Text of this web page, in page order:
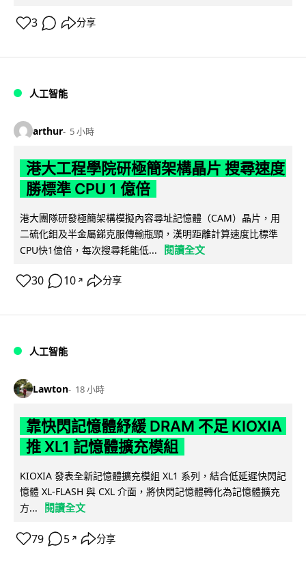
3 分享
人工智能
arthur 5 小時
港大工程學院研極簡架構晶片 搜尋速度
勝標準 CPU 1 億倍
港大團隊研發極簡架構模擬內容尋址記憶體（CAM）晶片，用
二硫化鉬及半金屬銻克服傳輸瓶頸，漢明距離計算速度比標準
CPU快1億倍，每次搜尋耗能低...
閱讀全文
30 10 ↗ 分享
人工智能
Lawton 18 小時
靠快閃記憶體紓緩 DRAM 不足 KIOXIA
推 XL1 記憶體擴充模組
KIOXIA 發表全新記憶體擴充模組 XL1 系列，結合低延遲快閃記
憶體 XL-FLASH 與 CXL 介面，將快閃記憶體轉化為記憶體擴充
方...
閱讀全文
79 5 ↗ 分享